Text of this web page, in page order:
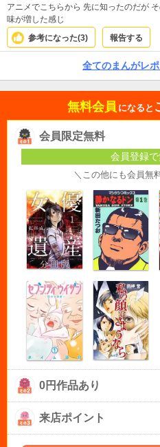
アニメでこちらから 先に知ったのだが
味が増した感じ
参考になった(3) 報告する
全てのまんがレ
無料会員 になると
会員限定無料
会員登録
＼この他にも会員無
0円作品あり
来店ポイント